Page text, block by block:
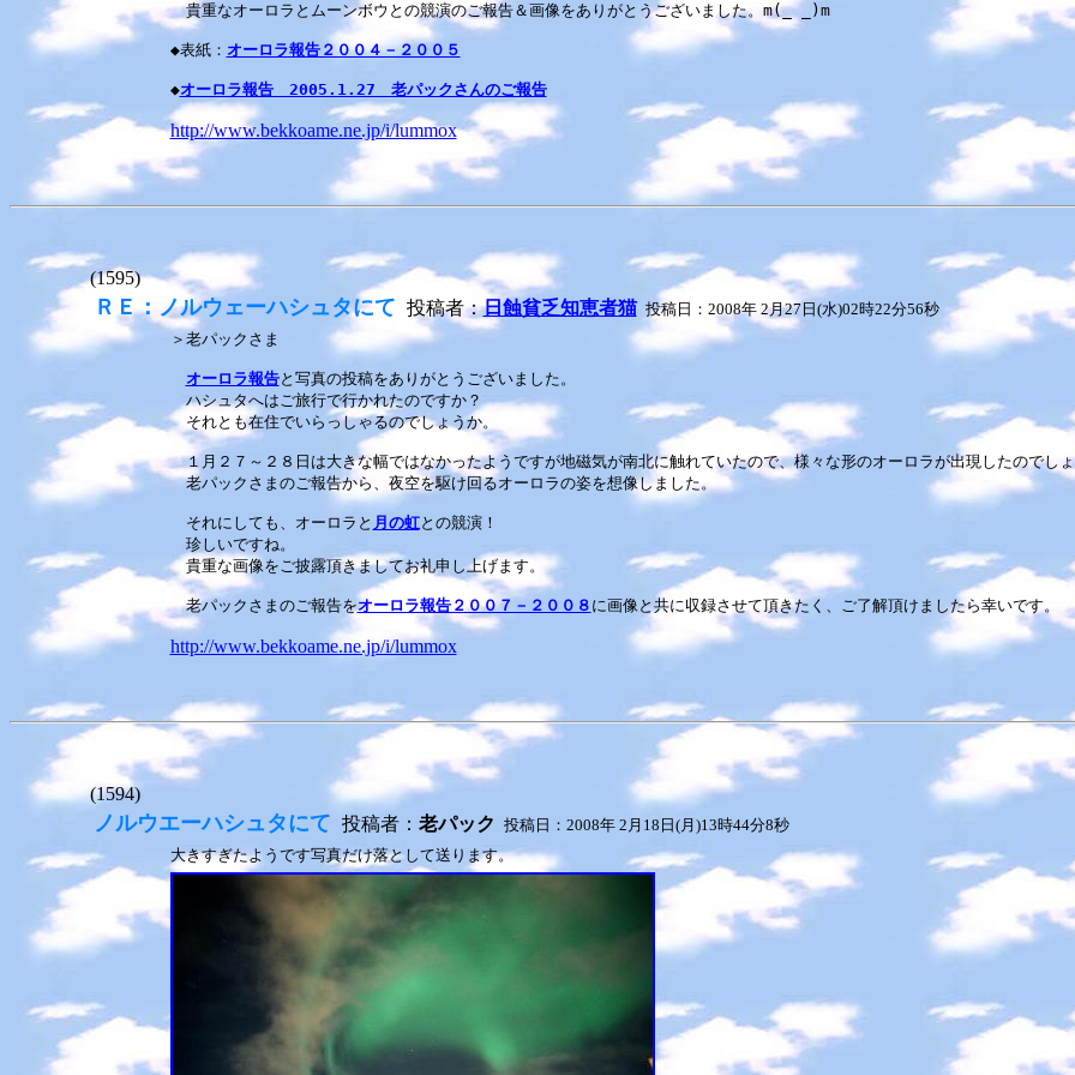
貴重なオーロラとムーンボウとの競演のご報告＆画像をありがとうございました。m(_ _)m
◆表紙： オーロラ報告２００４－２００５
◆オーロラ報告 2005.1.27 老パックさんのご報告
http://www.bekkoame.ne.jp/i/lummox
(1595)
ＲＥ：ノルウェーハシュタにて 投稿者：日蝕貧乏知恵者猫 投稿日：2008年 2月27日(水)02時22分56秒
＞老パックさま
オーロラ報告と写真の投稿をありがとうございました。
ハシュタへはご旅行で行かれたのですか？
それとも在住でいらっしゃるのでしょうか。
１月２７～２８日は大きな幅ではなかったようですが地磁気が南北に触れていたので、様々な形のオーロラが出現したのでし
老パックさまのご報告から、夜空を駆け回るオーロラの姿を想像しました。
それにしても、オーロラと 月の虹との競演！
珍しいですね。
貴重な画像をご披露頂きましてお礼申し上げます。
老パックさまのご報告をオーロラ報告２００７－２００８ に画像と共に収録させて頂きたく、ご了解頂けましたら幸いです。
http://www.bekkoame.ne.jp/i/lummox
(1594)
ノルウエーハシュタにて 投稿者： 老パック 投稿日：2008年 2月18日(月)13時44分8秒
大きすぎたようです写真だけ落として送ります。